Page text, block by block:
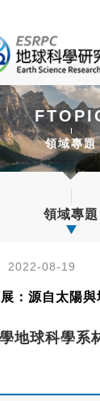
領域專題
領域專題
2022-08-19
：源自太陽
地球科學系